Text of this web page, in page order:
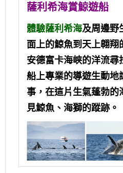
薩利希海賞鯨遊船
體驗薩利希海及周邊野
面上的鯨魚到天上翱翔
安德富卡海峡的洋流尋
船上專業的導遊生動地
事，在這片生氣蓬勃的
見鯨魚、海獅的蹤跡。